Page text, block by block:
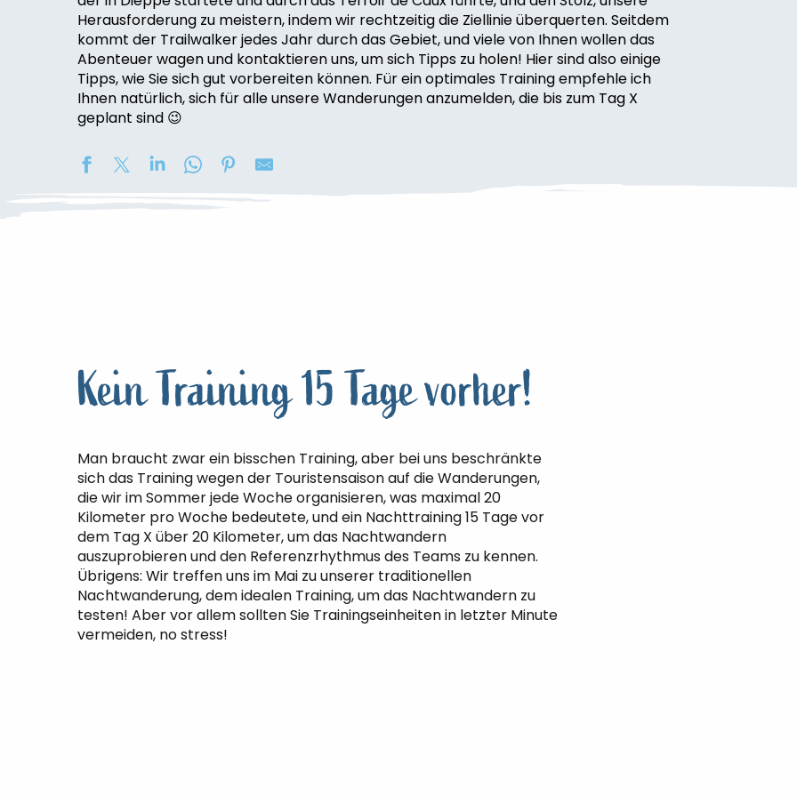
Herausforderung zu meistern, indem wir rechtzeitig die Ziellinie überquerten. Seitdem
kommt der Trailwalker jedes Jahr durch das Gebiet, und viele von Ihnen wollen das
Abenteuer wagen und kontaktieren uns, um sich Tipps zu holen! Hier sind also einige
Tipps, wie Sie sich gut vorbereiten können. Für ein optimales Training empfehle ich
Ihnen natürlich, sich für alle unsere Wanderungen anzumelden, die bis zum Tag X
geplant sind 😉
Kein Training 15 Tage vorher!
Man braucht zwar ein bisschen Training, aber bei uns beschränkte
sich das Training wegen der Touristensaison auf die Wanderungen,
die wir im Sommer jede Woche organisieren, was maximal 20
Kilometer pro Woche bedeutete, und ein Nachttraining 15 Tage vor
dem Tag X über 20 Kilometer, um das Nachtwandern
auszuprobieren und den Referenzrhythmus des Teams zu kennen.
Übrigens: Wir treffen uns im Mai zu unserer traditionellen
Nachtwanderung, dem idealen Training, um das Nachtwandern zu
testen! Aber vor allem sollten Sie Trainingseinheiten in letzter Minute
vermeiden, no stress!